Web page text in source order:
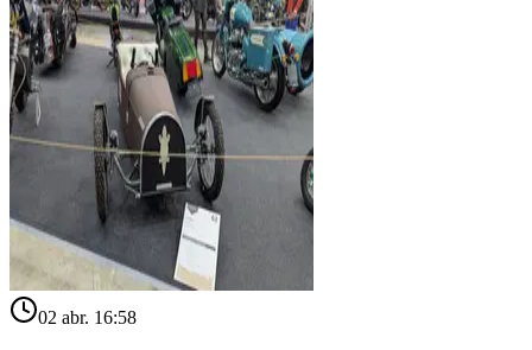
02 abr. 16:58